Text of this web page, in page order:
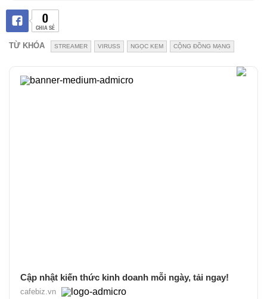
0
CHIA SẺ
TỪ KHÓA STREAMER VIRUSS NGỌC KEM CỘNG ĐỒNG MẠNG
Cập nhật kiến thức kinh doanh mỗi ngày, tải ngay!
cafebiz.vn